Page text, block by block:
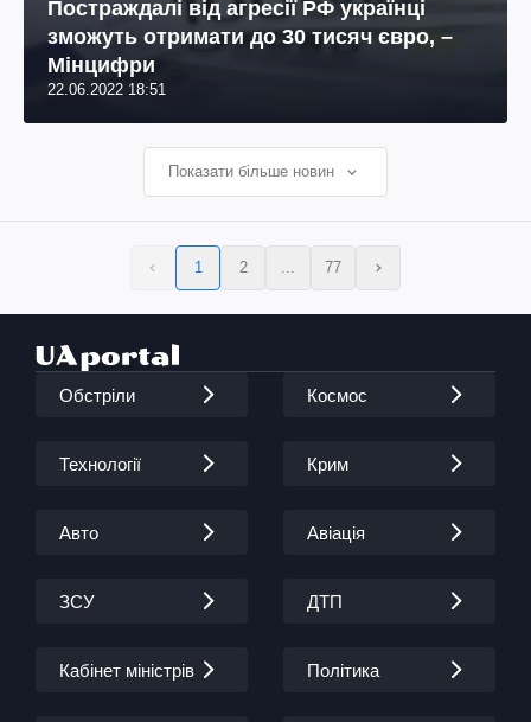
Постраждалі від агресії РФ українці
зможуть отримати до 30 тисяч євро, –
Мінцифри
22.06.2022 18:51
Показати більше новин
1 2 77
Обстріли Космос
Технології Крим
Авто Авіація
ЗСУ ДТП
Кабінет міністрів Політика